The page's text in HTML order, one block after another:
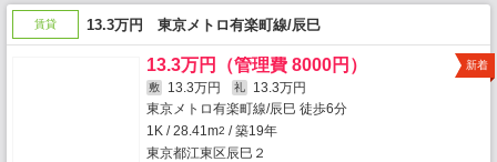
賃貸 13.3万円 東京メトロ有楽町線/辰巳
13.3万円（管理費 8000円）
敷 13.3万円 礼
13.3万円
東京メトロ有楽町線/辰巳 徒歩6分
1K / 28.41m2 / 築19年
東京都江東区辰巳２
新着